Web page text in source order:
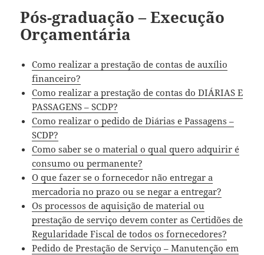
Pós-graduação – Execução
Orçamentária
Como realizar a prestação de contas de auxílio
financeiro?
Como realizar a prestação de contas do DIÁRIAS E
PASSAGENS – SCDP?
Como realizar o pedido de Diárias e Passagens –
SCDP?
Como saber se o material o qual quero adquirir é
consumo ou permanente?
O que fazer se o fornecedor não entregar a
mercadoria no prazo ou se negar a entregar?
Os processos de aquisição de material ou
prestação de serviço devem conter as Certidões de
Regularidade Fiscal de todos os fornecedores?
Pedido de Prestação de Serviço – Manutenção em